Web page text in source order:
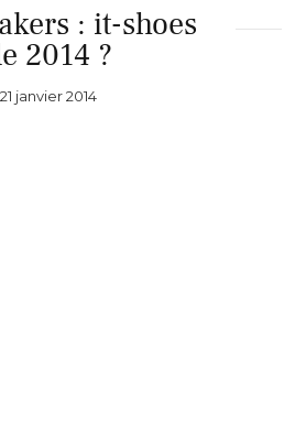
: it-shoes
2014 ?
21 janvier 2014